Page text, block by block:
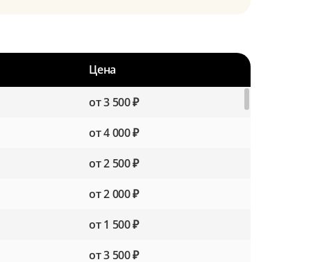
Цена
от 3 500 ₽
от 4 000 ₽
от 2 500 ₽
от 2 000 ₽
от 1 500 ₽
от 3 500 ₽